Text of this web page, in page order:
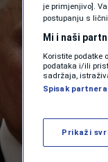
je primjenjivo].
postupanju s
Mi i naši
Koristite podatke
podataka i/ili
sadržaja,
Spisak
Prikaži